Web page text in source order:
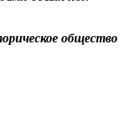
общество